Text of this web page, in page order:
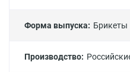
Форма выпуска: Брикеты
Производство: